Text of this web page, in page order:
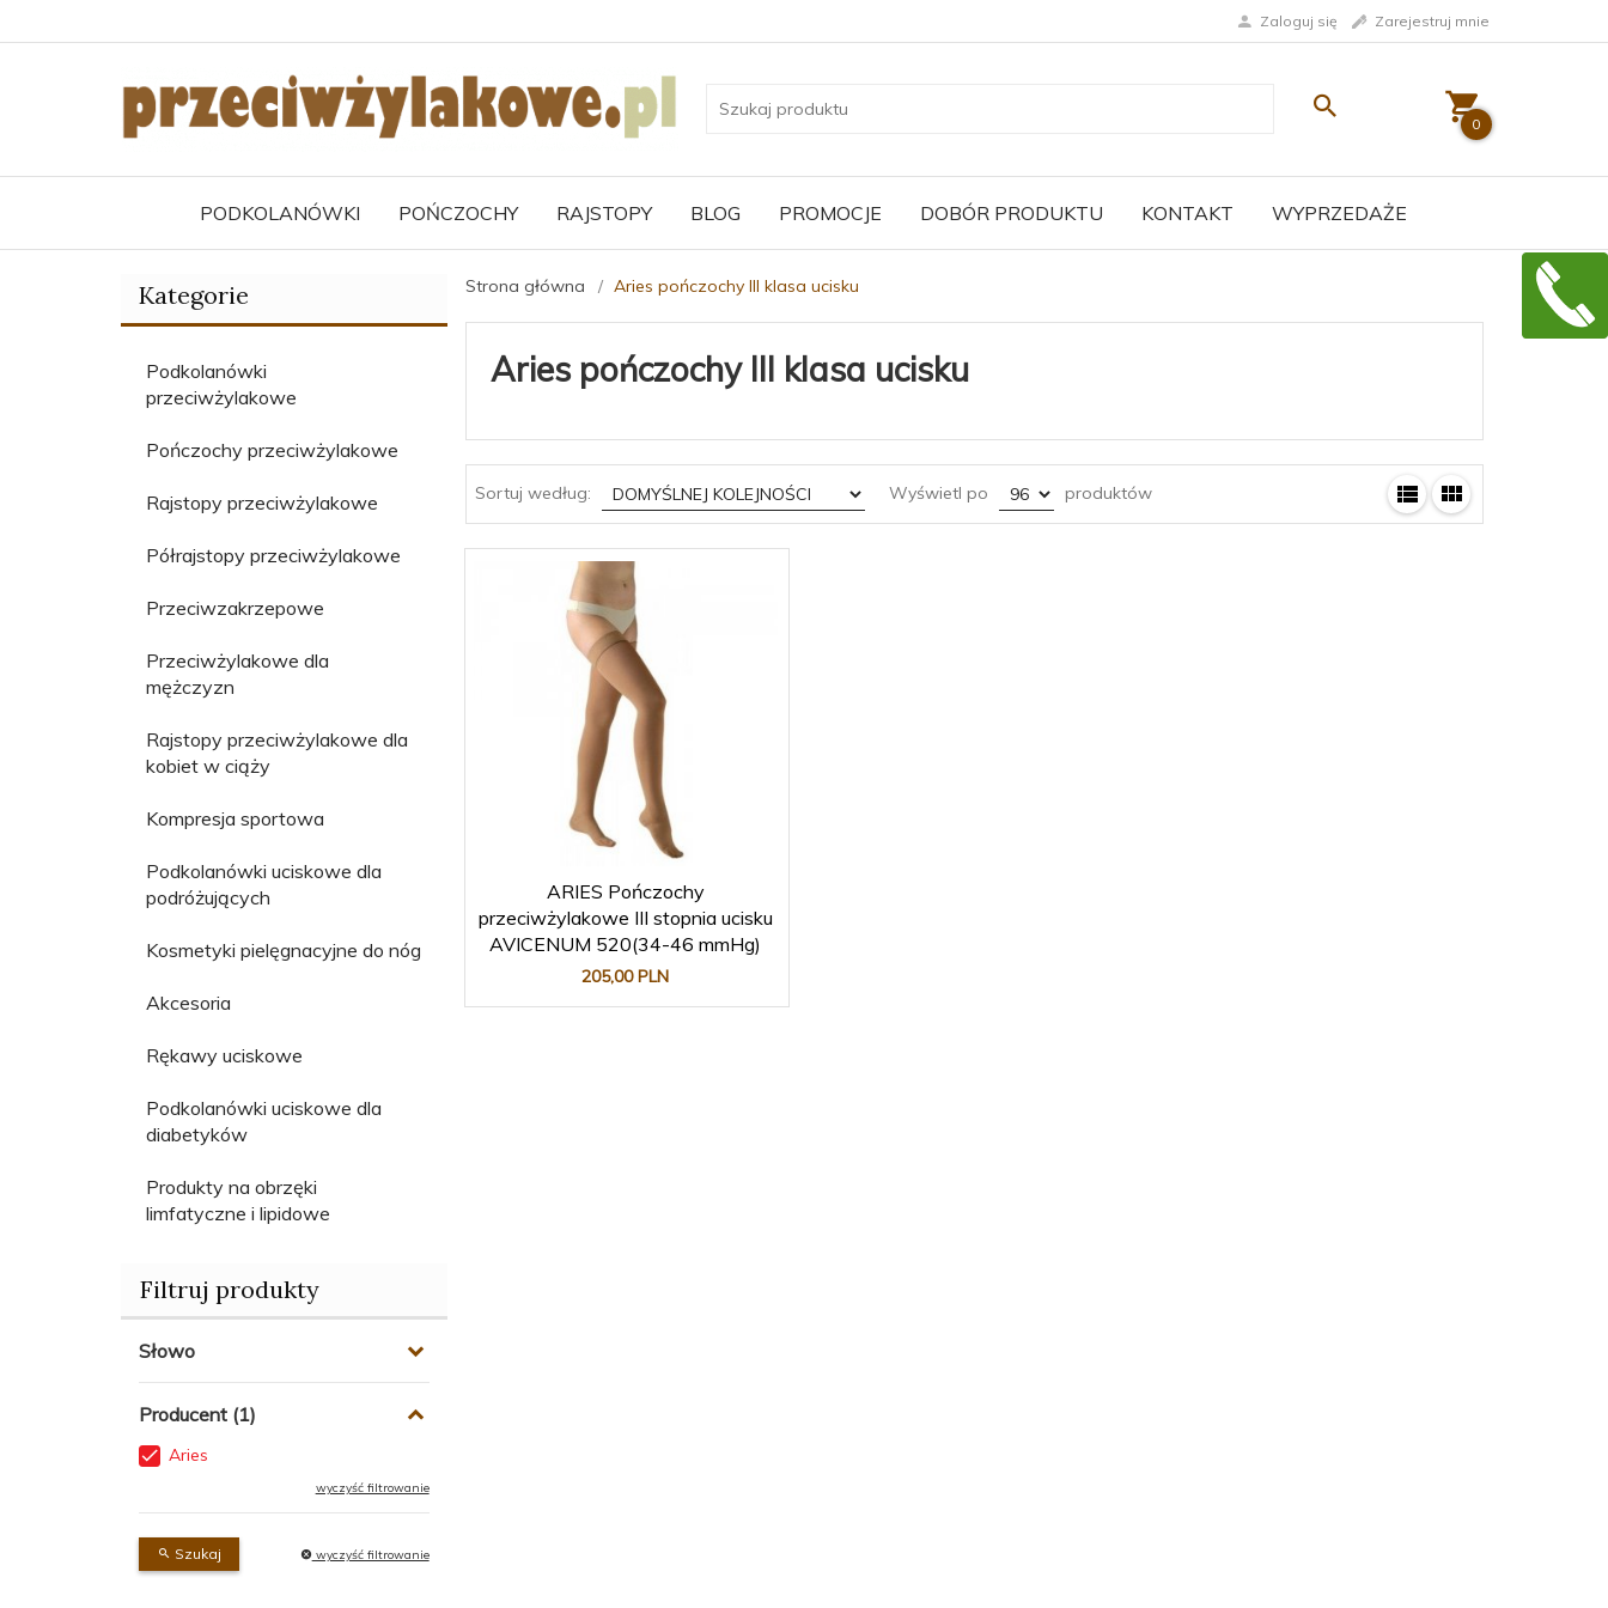
Zaloguj się Zarejestruj mnie
0
PODKOLANÓWKI POŃCZOCHY RAJSTOPY BLOG PROMOCJE DOBÓR PRODUKTU KONTAKT WYPRZEDAŻE
Kategorie
Podkolanówki
przeciwżylakowe
Pończochy przeciwżylakowe
Rajstopy przeciwżylakowe
Półrajstopy przeciwżylakowe
Przeciwzakrzepowe
Przeciwżylakowe dla
mężczyzn
Rajstopy przeciwżylakowe dla
kobiet w ciąży
Kompresja sportowa
Podkolanówki uciskowe dla
podróżujących
Kosmetyki pielęgnacyjne do nóg
Akcesoria
Rękawy uciskowe
Podkolanówki uciskowe dla
diabetyków
Produkty na obrzęki
limfatyczne i lipidowe
Filtruj produkty
Słowo
Producent
Aries
wyczyść filtrowanie
Szukaj wyczyść filtrowanie
Strona główna Aries pończochy III klasa ucisku
Aries pończochy III klasa ucisku
Sortuj według: sort Wyświetl po pop produktów
ARIES Pończochy
przeciwżylakowe III stopnia ucisku
AVICENUM 520(34-46 mmHg)
205,00 PLN